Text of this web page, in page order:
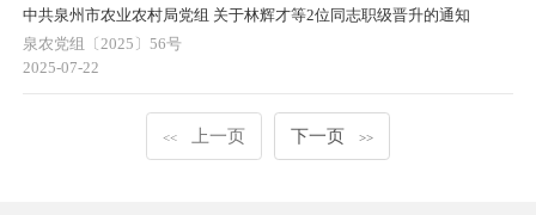
中共泉州市农业农村局党组 关于林辉才等2位同志职级晋升的通知
泉农党组〔2025〕56号
2025-07-22
<< 上一页 下一页 >>